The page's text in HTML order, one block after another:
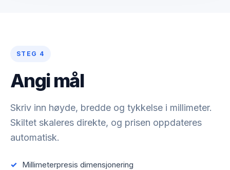
STEG 4
Angi mål
Skriv inn høyde, bredde og tykkelse i millimeter.
Skiltet skaleres direkte, og prisen oppdateres
automatisk.
Millimeterpresis dimensjonering